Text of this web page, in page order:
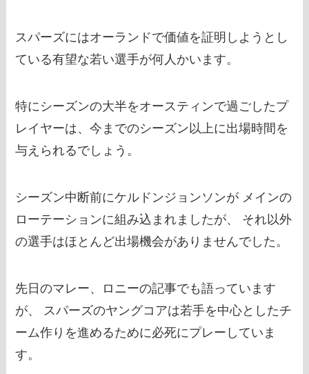
スパーズにはオーランドで価値を証明しようとし
ている有望な若い選手が何人かいます。
特にシーズンの大半をオースティンで過ごしたプ
レイヤーは、今までのシーズン以上に出場時間を
与えられるでしょう。
シーズン中断前にケルドンジョンソンが メインの
ローテーションに組み込まれましたが、 それ以外
の選手はほとんど出場機会がありませんでした。
先日のマレー、ロニーの記事でも語っています
が、 スパーズのヤングコアは若手を中心としたチ
ーム作りを進めるために必死にプレーしていま
す。